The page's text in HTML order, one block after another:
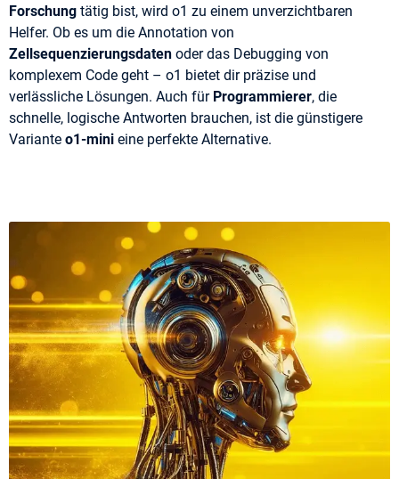
Forschung tätig bist, wird o1 zu einem unverzichtbaren
Helfer. Ob es um die Annotation von
Zellsequenzierungsdaten oder das Debugging von
komplexem Code geht – o1 bietet dir präzise und
verlässliche Lösungen. Auch für Programmierer, die
schnelle, logische Antworten brauchen, ist die günstigere
Variante o1-mini eine perfekte Alternative​.